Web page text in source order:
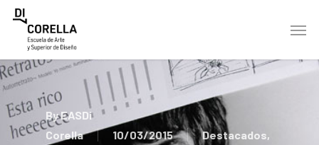
Skip
content
Menu
ByEASDi
Corella
10/03/2015 Destacados,